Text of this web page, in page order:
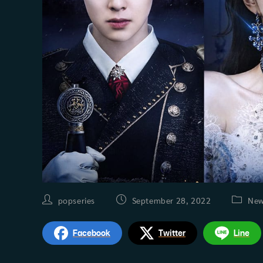
Postpopseries
PostSeptember 28, 2022
Post
Facebook Twitter Line